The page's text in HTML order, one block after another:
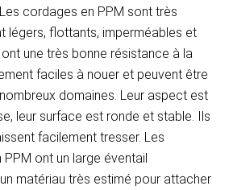
cordages en PPM sont très
légers, flottants, imperméables et
une très bonne résistance à la
faciles à nouer et peuvent être
domaines. Leur aspect est
leur surface est ronde et stable. Ils
facilement tresser. Les
ont un large éventail
matériau très estimé pour attacher